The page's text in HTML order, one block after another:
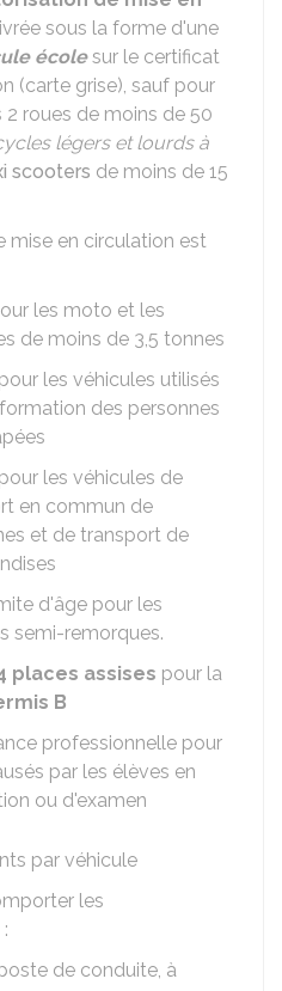
sous la forme d'une
écolesur le certificat
(carte grise), sauf pour
2 roues de moins de 50
légers et lourds à
scooters de moins de 15
mise en circulation est
les moto et les
de moins de 3,5 tonnes
pour les véhicules utilisés
des personnes
pour les véhicules de
en commun de
et de transport de
d'âge pour les
semi-remorques.
places assises pour la
B
professionnelle pour
par les élèves en
ou d'examen
par véhicule
les
de conduite, à